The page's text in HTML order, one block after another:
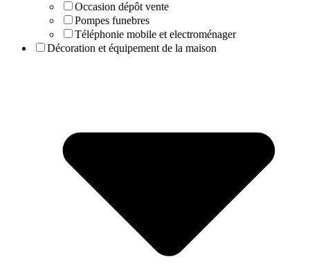
Occasion dépôt vente
Pompes funebres
Téléphonie mobile et electroménager
Décoration et équipement de la maison